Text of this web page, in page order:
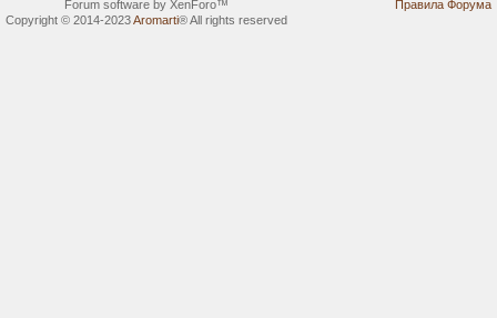
Правила Форума
Forum software by XenForo™
Copyright © 2014-2023Aromarti®All rights reserved